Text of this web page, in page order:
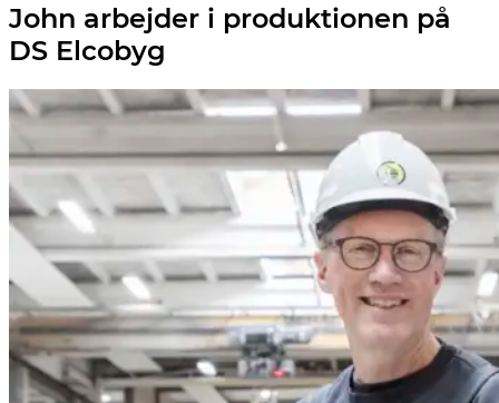
John arbejder i produktionen på
DS Elcobyg